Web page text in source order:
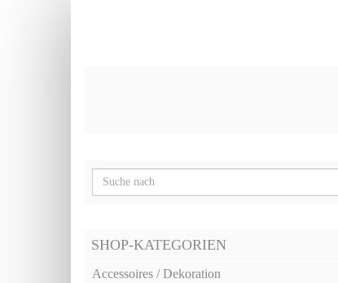
SHOP-KATEGORIEN
Accessoires / Dekoration